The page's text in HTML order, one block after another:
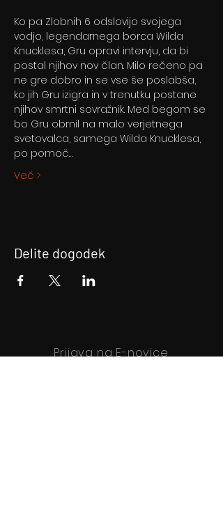
Ko pa Zlobnih 6 odslovijo svojega
vodjo, legendarnega borca Wilda
Knucklesa, Gru opravi intervju, da bi
postal njihov nov član. Milo rečeno pa
ne gre dobro in se vse še poslabša,
ko jih Gru izigra in v trenutku postane
njihov smrtni sovražnik. Med begom se
bo Gru obrnil na malo verjetnega
svetovalca, samega Wilda Knucklesa,
po pomoč…
Več >
Delite dogodek
Prijava na E-novice